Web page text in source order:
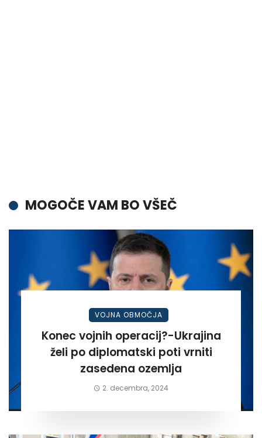
MOGOČE VAM BO VŠEČ
VOJNA OBMOČJA
Konec vojnih operacij?-Ukrajina
želi po diplomatski poti vrniti
zasedena ozemlja
2. decembra, 2024